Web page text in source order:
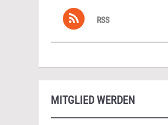
RSS
MITGLIED WERDEN